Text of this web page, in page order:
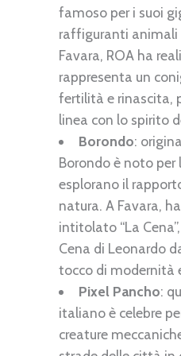
famoso per i suoi
raffiguranti animali
Favara, ROA ha
rappresenta un
fertilità e rinascita,
linea con lo spirito
Borondo:
Borondo è noto per
esplorano il
natura. A Favara,
intitolato “La
Cena di Leonardo
tocco di modernità
Pixel Pancho:
italiano è celebre
creature